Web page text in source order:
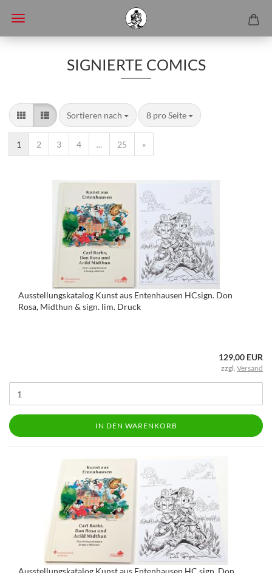
SIGNIERTE COMICS
Sortieren nach 8 pro Seite
1 2 3 4 ... 25 »
Ausstellungskatalog Kunst aus Entenhausen HCsign. Don
Rosa, Midthun & sign. lim. Druck
129,00 EUR
zzgl. Versand
IN DEN WARENKORB
Ausstellungskatalog Kunst aus Entenhausen HC sign. Don